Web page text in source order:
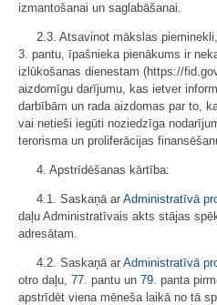
izmantošanai un saglabāšanai.
2.3. Atsavinot mākslas
3. pantu, īpašnieka pienākums ir
izlūkošanas dienestam (https://
aizdomīgu darījumu, kas ietver
darbībām un rada aizdomas par to,
vai netieši iegūti noziedzīga
terorisma un proliferācijas
4. Apstrīdēšanas kārtība:
4.1. Saskaņā ar Administratīvā
daļu Administratīvais akts stājas
adresātam.
4.2. Saskaņā ar Administratīvā
otro daļu, 77. pantu un 79. panta
apstrīdēt viena mēneša laikā no tā